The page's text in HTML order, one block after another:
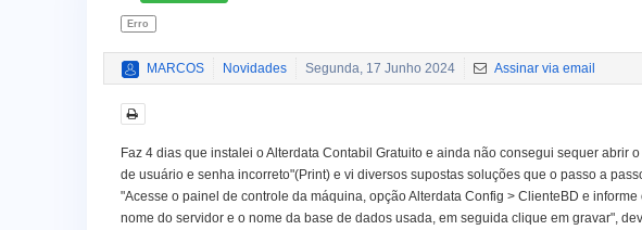
Erro
MARCOS Novidades Segunda, 17 Junho 2024 Assinar via email
Faz 4 dias que instalei o Alterdata Contabil Gratuito e ainda não consegui sequer abrir
de usuário e senha incorreto"(Print) e vi diversos supostas soluções que o passo a
"Acesse o painel de controle da máquina, opção Alterdata Config > ClienteBD e
nome do servidor e o nome da base de dados usada, em seguida clique em gravar",